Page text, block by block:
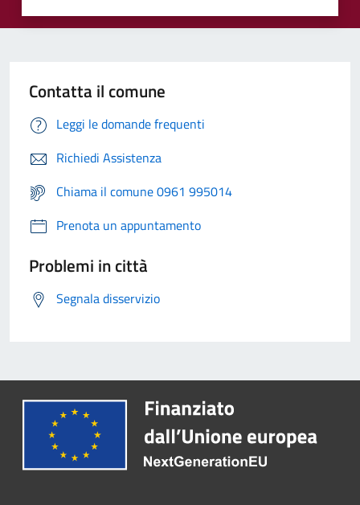
Contatta il comune
Leggi le domande frequenti
Richiedi Assistenza
Chiama il comune 0961 995014
Prenota un appuntamento
Problemi in città
Segnala disservizio